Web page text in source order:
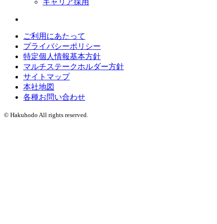
ご利用にあたって
プライバシーポリシー
特定個人情報基本方針
マルチステークホルダー方針
サイトマップ
本社地図
各種お問い合わせ
© Hakuhodo All rights reserved.